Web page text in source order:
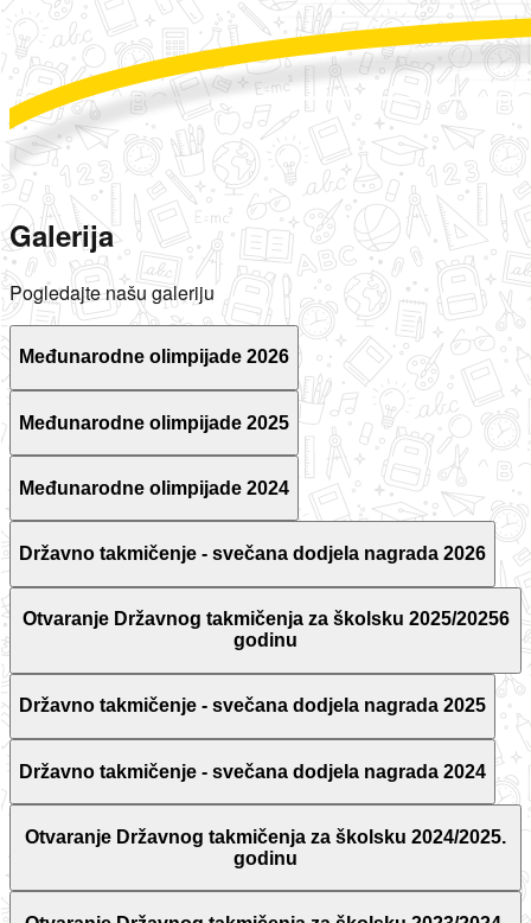
Galerija
Pogledajte našu galeriju
Međunarodne olimpijade 2026
Međunarodne olimpijade 2025
Međunarodne olimpijade 2024
Državno takmičenje - svečana dodjela nagrada 2026
Otvaranje Državnog takmičenja za školsku 2025/20256
godinu
Državno takmičenje - svečana dodjela nagrada 2025
Državno takmičenje - svečana dodjela nagrada 2024
Otvaranje Državnog takmičenja za školsku 2024/2025.
godinu